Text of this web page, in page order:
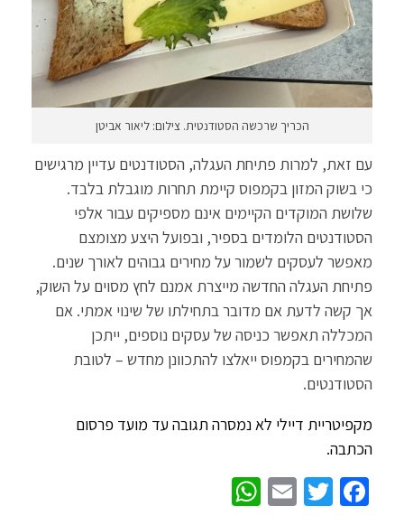
הכריך שרכשה הסטודנטית. צילום: ליאור אביטן
עם זאת, למרות פתיחת העגלה, הסטודנטים עדיין מרגישים
כי בשוק המזון בקמפוס קיימת תחרות מוגבלת בלבד.
שלושת המוקדים הקיימים אינם מספיקים עבור אלפי
הסטודנטים הלומדים בספיר, ובפועל היצע מצומצם
מאפשר לעסקים לשמור על מחירים גבוהים לאורך שנים.
פתיחת העגלה החדשה מייצרת אמנם לחץ מסוים על השוק,
אך קשה לדעת אם מדובר בתחילתו של שינוי אמתי. אם
המכללה תאפשר כניסה של עסקים נוספים, ייתכן
שהמחירים בקמפוס ייאלצו להתכוונן מחדש – לטובת
הסטודנטים.
מקפיטריית דיילי לא נמסרה תגובה עד מועד פרסום
הכתבה.
Fa
T
E